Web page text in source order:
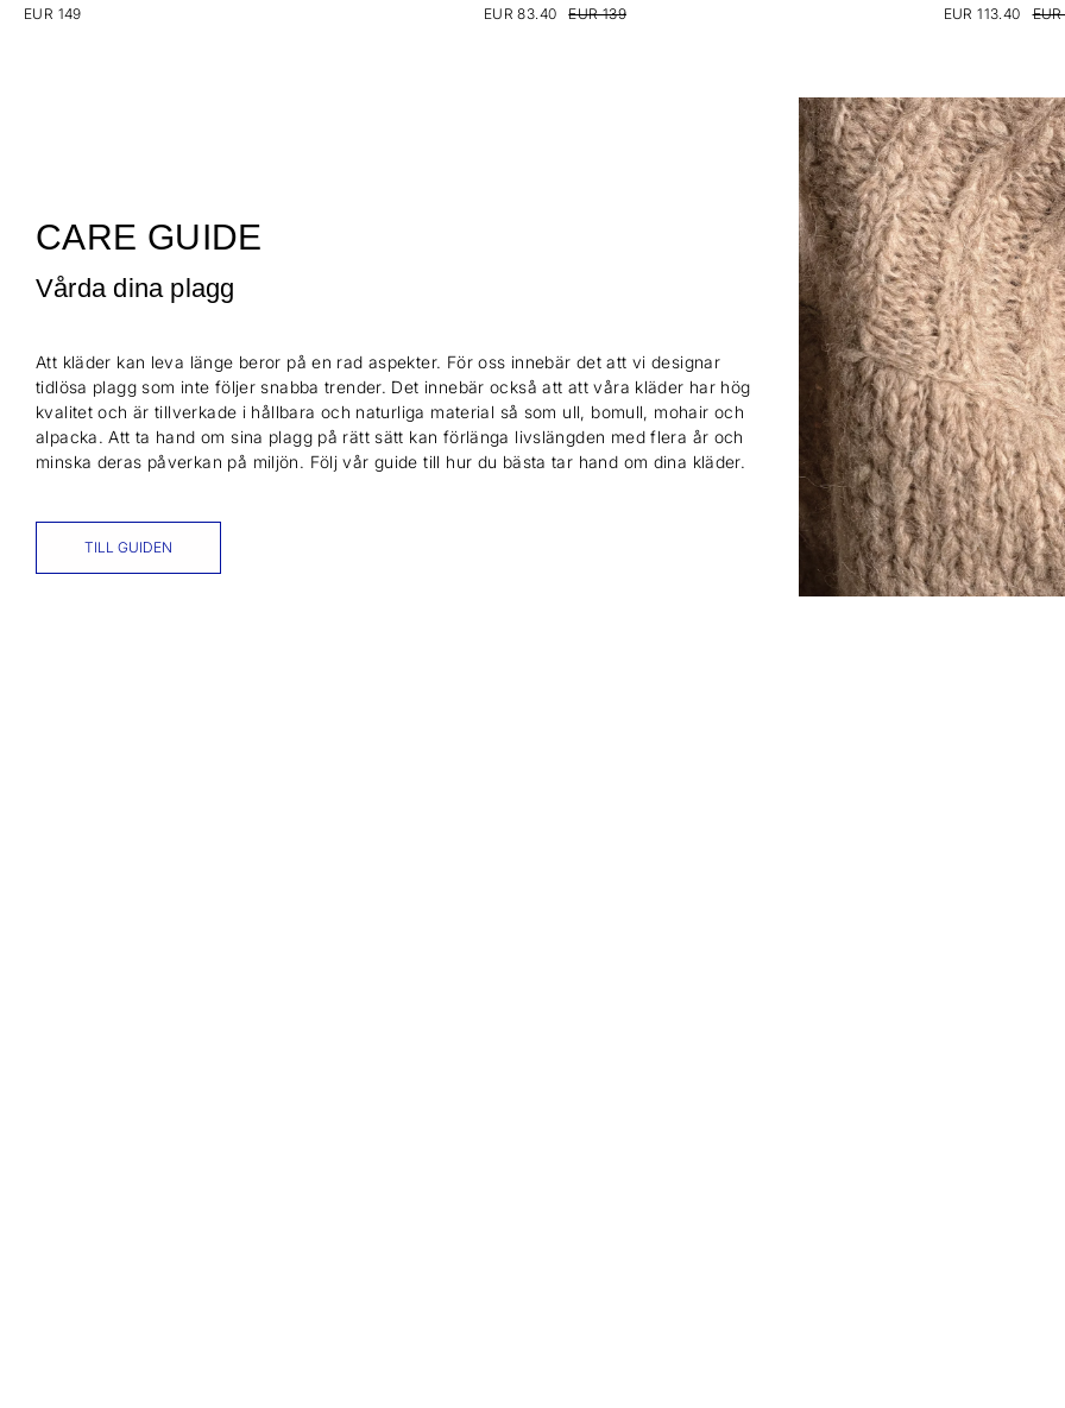
EUR 149
EUR 83.40
EUR 139
EUR 113.40
CARE GUIDE
Vårda dina plagg
Att kläder kan leva länge beror på en rad aspekter. För oss innebär det att vi designar
tidlösa plagg som inte följer snabba trender. Det innebär också att att våra kläder har hög
kvalitet och är tillverkade i hållbara och naturliga material så som ull, bomull, mohair och
alpacka. Att ta hand om sina plagg på rätt sätt kan förlänga livslängden med flera år och
minska deras påverkan på miljön. Följ vår guide till hur du bästa tar hand om dina kläder.
TILL GUIDEN